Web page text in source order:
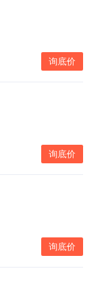
询底价
询底价
询底价